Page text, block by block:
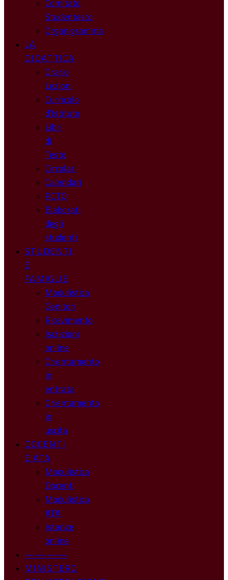
Comitato
Studentesco
Organigramma
LA
DIDATTICA
Orario
Lezioni
Curricolo
d’Istituto
Libri
di
Testo
Circolari
Calendari
PCTO
Elaborati
degli
studenti
STUDENTI
E
FAMIGLIE
Modulistica
Genitori
Ricevimento
Iscrizioni
online
Orientamento
in
entrata
Orientamento
in
uscita
DOCENTI
E ATA
Modulistica
Docenti
Modulistica
ATA
Istanze
online
————
MINISTERO